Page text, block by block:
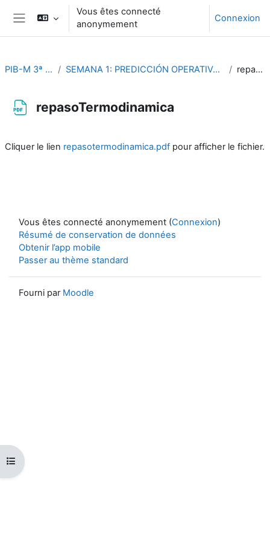
Passer au contenu principal
Panneau latéral
Vous êtes connecté
anonymement
Connexion
Ouvrir l’index du cours
PIB-M 3ª Edición (fase práctica) SEMANA 1: PREDICCIÓN OPERATIVA Y PROBLEMAS DE DINÁMICA Y TERMODINÁMICA DE LA ATMÓSFERA repasoTermodinamica
repasoTermodinamica
Cliquer le lien repasotermodinamica.pdf pour afficher le fichier.
Vous êtes connecté anonymement (Connexion)
Résumé de conservation de données
Obtenir l’app mobile
Passer au thème standard
Fourni par Moodle